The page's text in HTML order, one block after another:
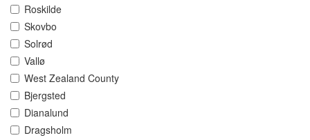
Roskilde
Skovbo
Solrød
Vallø
West Zealand County
Bjergsted
Dianalund
Dragsholm